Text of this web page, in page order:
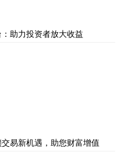
助力投资者放大收益
易新机遇，助您财富增值